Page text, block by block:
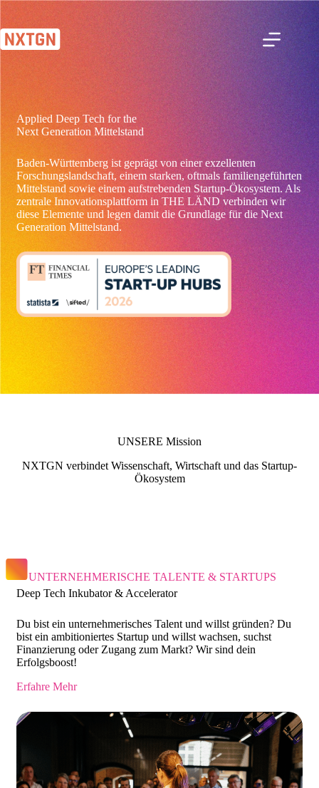
springen
Applied Deep Tech for the
Next Generation Mittelstand
Baden-Württemberg ist geprägt von einer exzellenten
Forschungslandschaft, einem starken, oftmals familiengeführten
Mittelstand sowie einem aufstrebenden Startup-Ökosystem. Als
zentrale Innovationsplattform in THE LÄND verbinden wir
diese Elemente und legen damit die Grundlage für die Next
Generation Mittelstand.
UNSERE Mission
NXTGN verbindet Wissenschaft, Wirtschaft und das Startup-
Ökosystem
UNTERNEHMERISCHE TALENTE & STARTUPS
Deep Tech Inkubator & Accelerator
Du bist ein unternehmerisches Talent und willst gründen? Du
bist ein ambitioniertes Startup und willst wachsen, suchst
Finanzierung oder Zugang zum Markt? Wir sind dein
Erfolgsboost!
Erfahre Mehr